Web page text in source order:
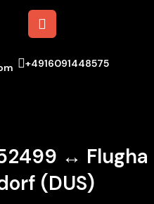
+4916091448575
↔ Flugha
(DUS)